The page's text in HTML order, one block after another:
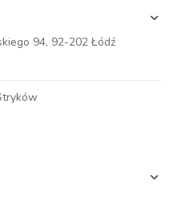
94, 92-202 Łódź